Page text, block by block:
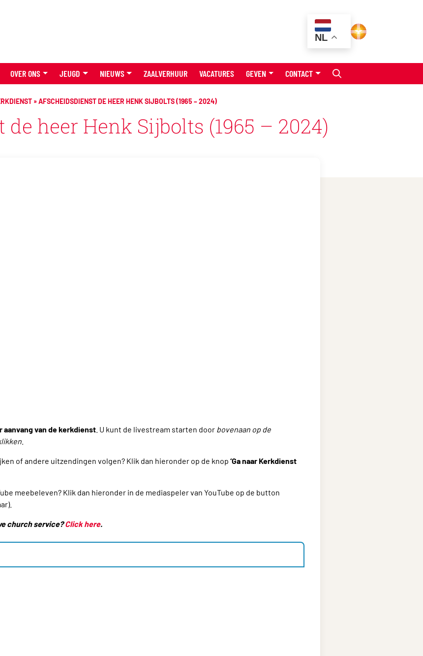
NL
OVER ONS JEUGD NIEUWS ZAALVERHUUR VACATURES GEVEN CONTACT
»AFSCHEIDSDIENST DE HEER HENK SIJBOLTS (1965 – 2024)
heer Henk Sijbolts (1965 – 2024)
aanvang van de kerkdienst . U kunt de livestream starten door bovenaan op de
of andere uitzendingen volgen? Klik dan hieronder op de knop ‘Ga naar Kerkdienst
meebeleven? Klik dan hieronder in de mediaspeler van YouTube op de button
church service?Click here.